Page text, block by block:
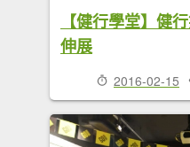
【健行學堂】健
伸展
2016-02-15